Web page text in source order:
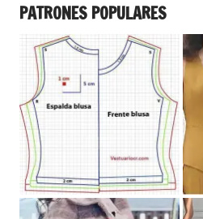
PATRONES POPULARES